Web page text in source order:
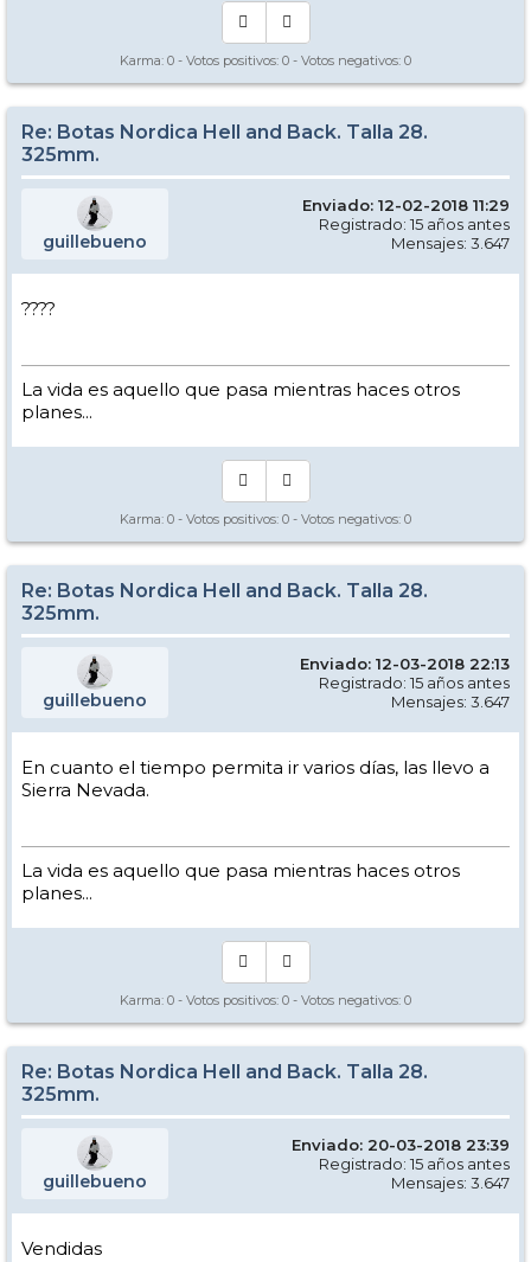
Karma: 0 - Votos positivos: 0 - Votos negativos: 0
Re: Botas Nordica Hell and Back. Talla 28.
325mm.
guillebueno
Enviado: 12-02-2018 11:29
Registrado: 15 años antes
Mensajes: 3.647
????
La vida es aquello que pasa mientras haces otros
planes...
Karma: 0 - Votos positivos: 0 - Votos negativos: 0
Re: Botas Nordica Hell and Back. Talla 28.
325mm.
guillebueno
Enviado: 12-03-2018 22:13
Registrado: 15 años antes
Mensajes: 3.647
En cuanto el tiempo permita ir varios días, las llevo a
Sierra Nevada.
La vida es aquello que pasa mientras haces otros
planes...
Karma: 0 - Votos positivos: 0 - Votos negativos: 0
Re: Botas Nordica Hell and Back. Talla 28.
325mm.
guillebueno
Enviado: 20-03-2018 23:39
Registrado: 15 años antes
Mensajes: 3.647
Vendidas